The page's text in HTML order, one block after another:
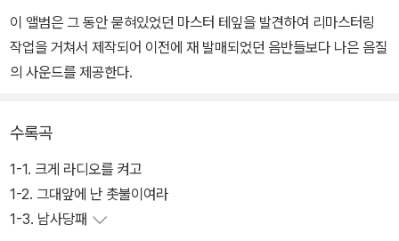
이 앨범은 그 동안 묻혀있었던 마스터 테잎을 발견하여 리마스터링
작업을 거쳐서 제작되어 이전에 재 발매되었던 음반들보다 나은 음질
의 사운드를 제공한다.
수록곡
1-1. 크게 라디오를 켜고
1-2. 그대앞에 난 촛불이여라
1-3. 남사당패